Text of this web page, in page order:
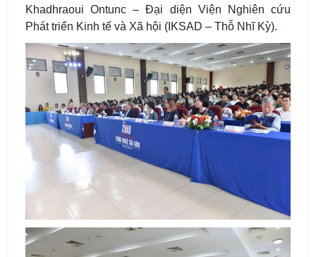
Khadhraoui Ontunc – Đại diện Viện Nghiên cứu
Phát triển Kinh tế và Xã hội (IKSAD – Thỗ Nhĩ Kỳ).